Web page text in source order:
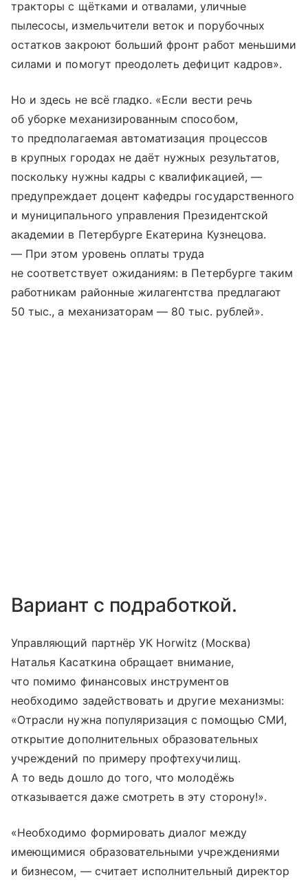
тракторы с щётками и отвалами, уличные
пылесосы, измельчители веток и порубочных
остатков закроют больший фронт работ меньшими
силами и помогут преодолеть дефицит кадров».
Но и здесь не всё гладко. «Если вести речь
об уборке механизированным способом,
то предполагаемая автоматизация процессов
в крупных городах не даёт нужных результатов,
поскольку нужны кадры с квалификацией, —
предупреждает доцент кафедры государственного
и муниципального управления Президентской
академии в Петербурге Екатерина Кузнецова.
— При этом уровень оплаты труда
не соответствует ожиданиям: в Петербурге таким
работникам районные жилагентства предлагают
50 тыс., а механизаторам — 80 тыс. рублей».
Вариант с подработкой.
Управляющий партнёр УК Horwitz (Москва)
Наталья Касаткина обращает внимание,
что помимо финансовых инструментов
необходимо задействовать и другие механизмы:
«Отрасли нужна популяризация с помощью СМИ,
открытие дополнительных образовательных
учреждений по примеру профтехучилищ.
А то ведь дошло до того, что молодёжь
отказывается даже смотреть в эту сторону!».
«Необходимо формировать диалог между
имеющимися образовательными учреждениями
и бизнесом, — считает исполнительный директор